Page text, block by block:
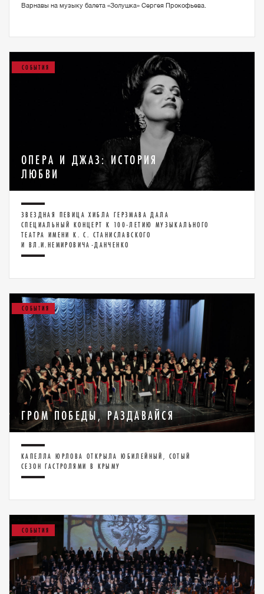
Варнавы на музыку балета «Золушка» Сергея Прокофьева.
СОБЫТИЯ
ОПЕРА И ДЖАЗ: ИСТОРИЯ
ЛЮБВИ
ЗВЕЗДНАЯ ПЕВИЦА ХИБЛА ГЕРЗМАВА ДАЛА
СПЕЦИАЛЬНЫЙ КОНЦЕРТ К 100-ЛЕТИЮ МУЗЫКАЛЬНОГО
ТЕАТРА ИМЕНИ К. С. СТАНИСЛАВСКОГО
И ВЛ.И.НЕМИРОВИЧА-ДАНЧЕНКО
СОБЫТИЯ
ГРОМ ПОБЕДЫ, РАЗДАВАЙСЯ
КАПЕЛЛА ЮРЛОВА ОТКРЫЛА ЮБИЛЕЙНЫЙ, СОТЫЙ
СЕЗОН ГАСТРОЛЯМИ В КРЫМУ
СОБЫТИЯ